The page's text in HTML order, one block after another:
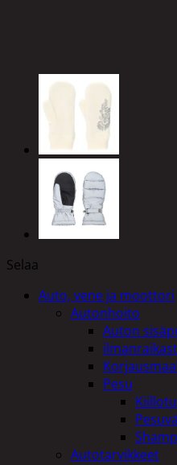
Selaa
Auto, vene ja moottori
Autonhoito
Auton
Pesu
Autotarvikkeet